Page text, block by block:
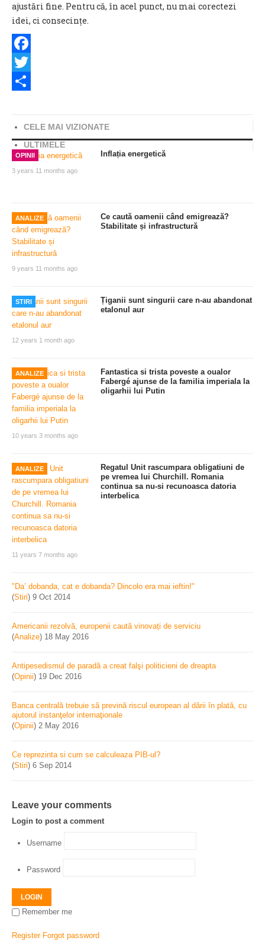
ajustări fine. Pentru că, în acel punct, nu mai corectezi
idei, ci consecințe.
Facebook
Twitter
CELE MAI VIZIONATE
ULTIMELE
OPINII
3 years 11 months ago
Inflația energetică
ANALIZE
9 years 11 months ago
Ce caută oamenii când emigrează?
Stabilitate și infrastructură
STIRI
12 years 1 month ago
Țiganii sunt singurii care n-au abandonat
etalonul aur
ANALIZE
10 years 3 months ago
Fantastica si trista poveste a oualor
Fabergé ajunse de la familia imperiala la
oligarhii lui Putin
ANALIZE
11 years 7 months ago
Regatul Unit rascumpara obligatiuni de
pe vremea lui Churchill. Romania
continua sa nu-si recunoasca datoria
interbelica
"Da’ dobanda, cat e dobanda? Dincolo era mai ieftin!"
(Stiri) 9 Oct 2014
Americanii rezolvă, europenii caută vinovați de serviciu
(Analize) 18 May 2016
Antipesedismul de paradă a creat falşi politicieni de dreapta
(Opinii) 19 Dec 2016
Banca centrală trebuie să prevină riscul european al dării în plată, cu
ajutorul instanţelor internaţionale
(Opinii) 2 May 2016
Ce reprezinta si cum se calculeaza PIB-ul?
(Stiri) 6 Sep 2014
Leave your comments
Login to post a comment
Username
Password
LOGIN
Remember me
Register Forgot password